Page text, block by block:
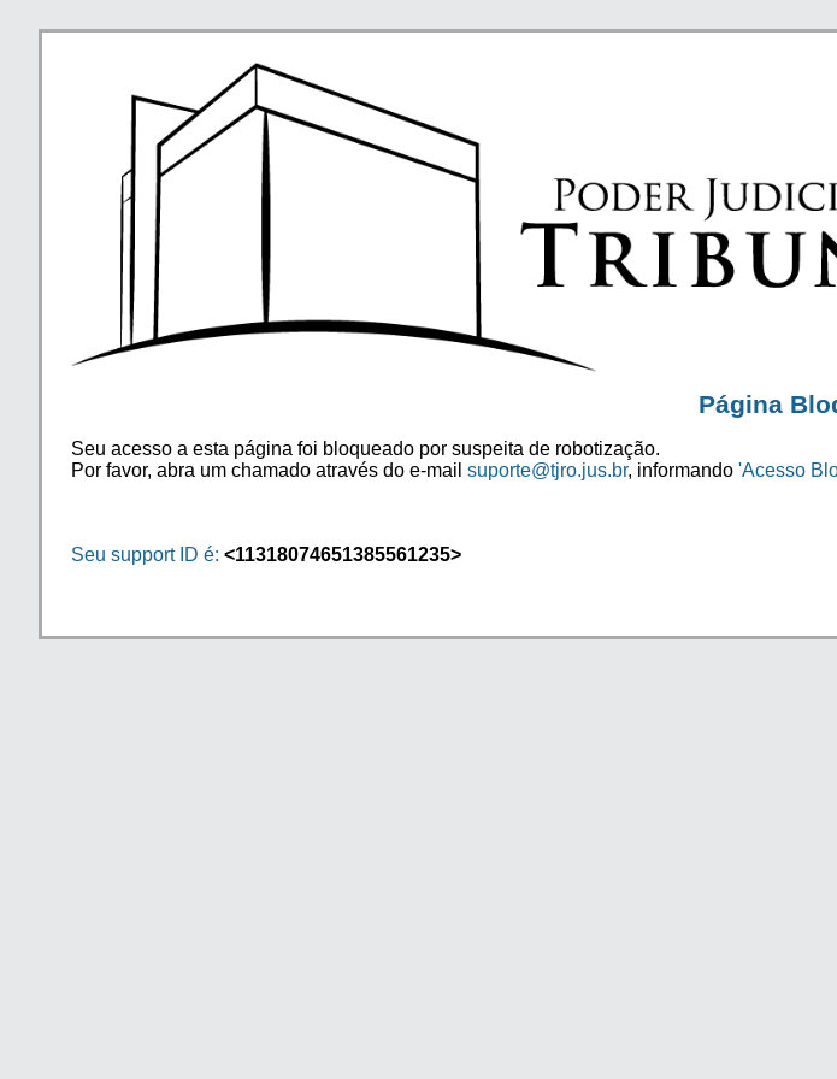
Página
Seu acesso a esta página foi bloqueado por suspeita de robotização.
Por favor, abra um chamado através do e-mail suporte@tjro.jus.br, informando 'Acesso
Seu support ID é: <11318074651385561235>